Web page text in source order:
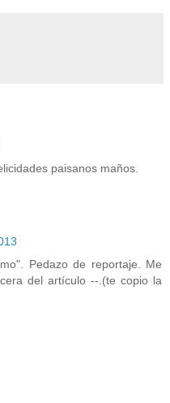
paisanos maños.
Pedazo de reportaje. Me
del artículo --.(te copio la